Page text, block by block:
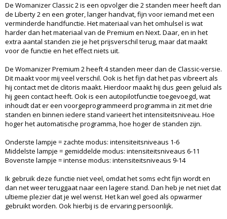
De Womanizer Classic 2 is een opvolger die 2 standen meer heeft dan
de Liberty 2 en een groter, langer handvat, fijn voor iemand met een
verminderde handfunctie. Het materiaal van het omhulsel is wat
harder dan het materiaal van de Premium en Next. Daar, en in het
extra aantal standen zie je het prijsverschil terug, maar dat maakt
voor de functie en het effect niets uit.
De Womanizer Premium 2 heeft 4 standen meer dan de Classic-versie.
Dit maakt voor mij veel verschil. Ook is het fijn dat het pas vibreert als
hij contact met de clitoris maakt. Hierdoor maakt hij dus geen geluid als
hij geen contact heeft. Ook is een autopilotfunctie toegevoegd, wat
inhoudt dat er een voorgeprogrammeerd programma in zit met drie
standen en binnen iedere stand varieert het intensiteitsniveau. Hoe
hoger het automatische programma, hoe hoger de standen zijn.
Onderste lampje = zachte modus: intensiteitsniveaus 1-6
Middelste lampje = gemiddelde modus: intensiteitsniveaus 6-11
Bovenste lampje = intense modus: intensiteitsniveaus 9-14
Ik gebruik deze functie niet veel, omdat het soms echt fijn wordt en
dan net weer teruggaat naar een lagere stand. Dan heb je net niet dat
ultieme plezier dat je wel wenst. Het kan wel goed als opwarmer
gebruikt worden. Ook hierbij is de ervaring persoonlijk.